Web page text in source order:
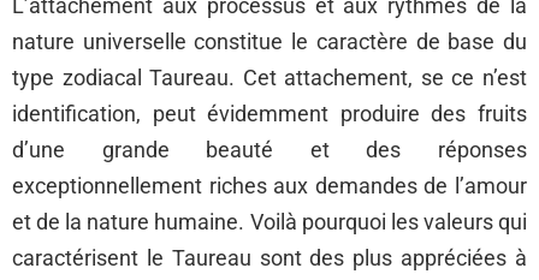
L’attachement aux processus et aux rythmes de la
nature universelle constitue le caractère de base du
type zodiacal Taureau. Cet attachement, se ce n’est
identification, peut évidemment produire des fruits
d’une grande beauté et des réponses
exceptionnellement riches aux demandes de l’amour
et de la nature humaine. Voilà pourquoi les valeurs qui
caractérisent le Taureau sont des plus appréciées à